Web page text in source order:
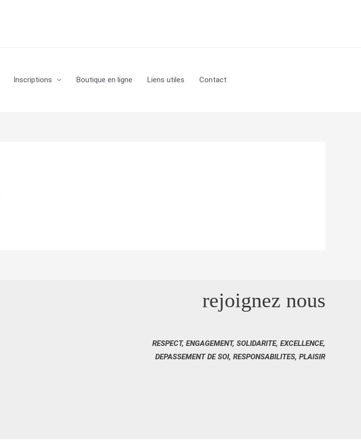
Inscriptions Boutique en ligne Liens utiles Contact
rejoignez nous
RESPECT, ENGAGEMENT, SOLIDARITE, EXCELLENCE,
DEPASSEMENT DE SOI, RESPONSABILITES, PLAISIR